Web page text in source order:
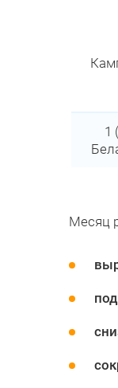
1
Месяц